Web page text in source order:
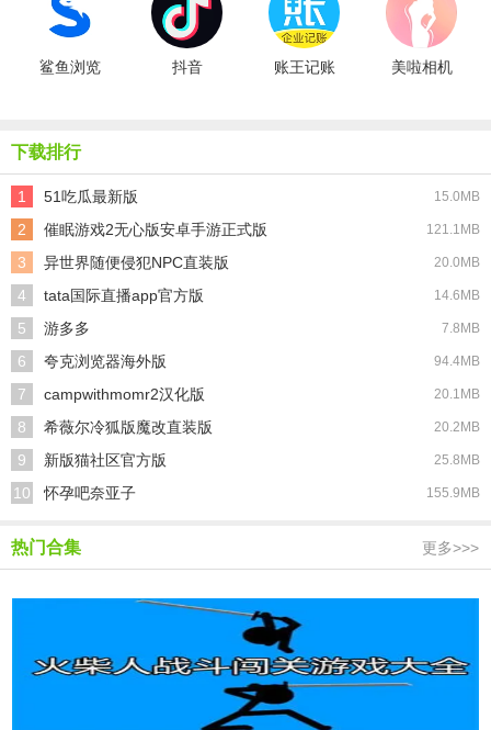
鲨鱼浏览
抖音 账王记账 美啦相机
下载排行
1 51吃瓜最新版 15.0MB
2 催眠游戏2无心版安卓手游正式版 121.1MB
3 异世界随便侵犯NPC直装版 20.0MB
4 tata国际直播app官方版 14.6MB
5 游多多 7.8MB
6 夸克浏览器海外版 94.4MB
7 campwithmomr2汉化版 20.1MB
8 希薇尔冷狐版魔改直装版 20.2MB
9 新版猫社区官方版 25.8MB
10 怀孕吧奈亚子 155.9MB
热门合集 更多>>>